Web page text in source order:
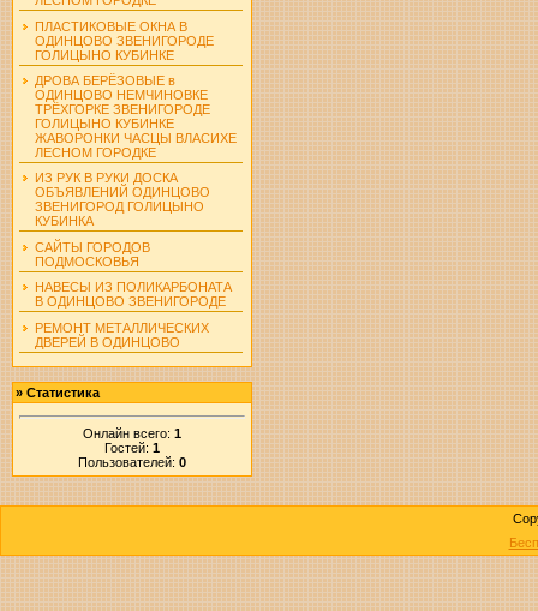
ПЛАСТИКОВЫЕ ОКНА В
ОДИНЦОВО ЗВЕНИГОРОДЕ
ГОЛИЦЫНО КУБИНКЕ
ДРОВА БЕРЁЗОВЫЕ в
ОДИНЦОВО НЕМЧИНОВКЕ
ТРЁХГОРКЕ ЗВЕНИГОРОДЕ
ГОЛИЦЫНО КУБИНКЕ
ЖАВОРОНКИ ЧАСЦЫ ВЛАСИХЕ
ЛЕСНОМ ГОРОДКЕ
ИЗ РУК В РУКИ ДОСКА
ОБЪЯВЛЕНИЙ ОДИНЦОВО
ЗВЕНИГОРОД ГОЛИЦЫНО
КУБИНКА
САЙТЫ ГОРОДОВ
ПОДМОСКОВЬЯ
НАВЕСЫ ИЗ ПОЛИКАРБОНАТА
В ОДИНЦОВО ЗВЕНИГОРОДЕ
РЕМОНТ МЕТАЛЛИЧЕСКИХ
ДВЕРЕЙ В ОДИНЦОВО
» Статистика
Онлайн всего: 1
Гостей: 1
Пользователей: 0